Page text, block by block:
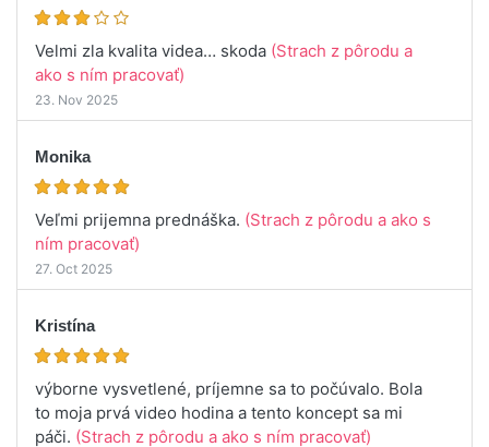
Velmi zla kvalita videa… skoda (Strach z pôrodu a
ako s ním pracovať)
23. Nov 2025
Monika
Veľmi prijemna prednáška. (Strach z pôrodu a ako s
ním pracovať)
27. Oct 2025
Kristína
výborne vysvetlené, príjemne sa to počúvalo. Bola
to moja prvá video hodina a tento koncept sa mi
páči. (Strach z pôrodu a ako s ním pracovať)